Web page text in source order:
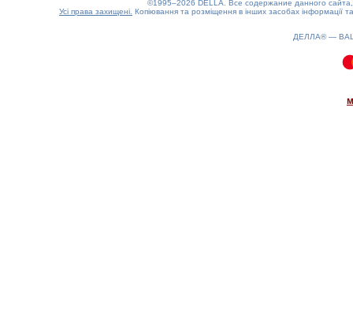
©1995–2026 DELLA. Все содержание данного
Усі права захищені. Копіювання та розміщення в інших засобах інформації
ДЕЛЛА® —